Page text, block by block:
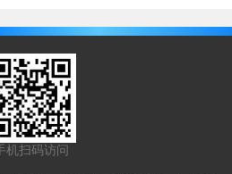
机扫码访问